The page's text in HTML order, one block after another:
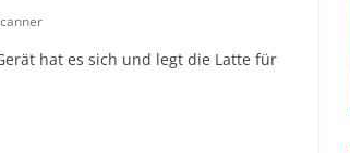
hat es sich und legt die Latte für